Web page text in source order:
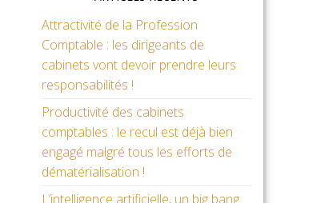
Attractivité de la Profession
Comptable : les dirigeants de
cabinets vont devoir prendre leurs
responsabilités !
Productivité des cabinets
comptables : le recul est déjà bien
engagé malgré tous les efforts de
dématérialisation !
L’intelligence artificielle, un big bang